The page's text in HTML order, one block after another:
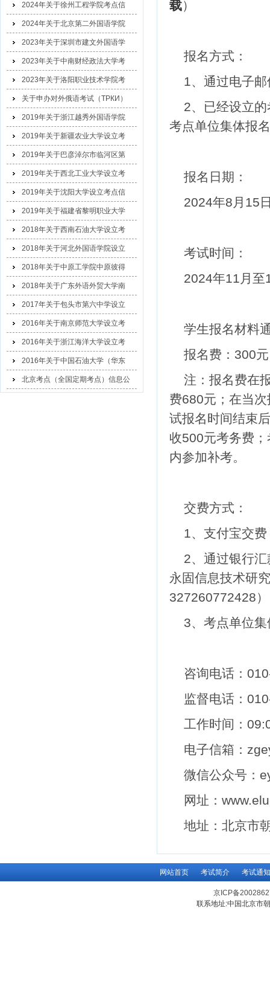
2024年关于徐州工程学院考点信
2024年关于北京第二外国语学院
2023年关于深圳市建文外国语学
2023年关于中南财经政法大学考
2023年关于洛阳职业技术学院考
关于申办对外俄语考试（ТРКИ）
2019年关于浙江越秀外国语学院
2019年关于新疆农业大学设立考
2019年关于巴彦淖尔市临河区第
2019年关于西北工业大学设立考
2019年关于沈阳大学设立考点信
2019年关于福建省黎明职业大学
2018年关于西南石油大学设立考
2018年关于河北外国语学院设立
2018年关于中原工学院中原彼得
2018年关于广东外语外贸大学南
2017年关于包头市第六中学设立
2016年关于南京师范大学设立考
2016年关于浙江海洋大学设立考
2016年关于中国石油大学（华东
北京考点（全国定期考点）信息公
载）
报名方式：
1、通过电子邮
2、已经设立
考点单位集体报名
报名日期：
2024年8月 15
考试时间：
2024年11月至
学生报名材料
报名费： 300
注：报名费在
费680元；在当
试报名时间结束
收500元考务费
内参加补考。
交费方式：
1、支付宝交费
2、通过银行
永固信息技术研
327260772428）
3、考点单位
咨询电话：
监督电话：
工作时间：
电子信箱：
微信公众号：
网址：
地址：北京市
网站首页 考试简介 考试通知
京ICP备
联系地址:中国北京市